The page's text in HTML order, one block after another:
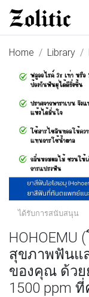
Home Library
ได้รับการสนับสนุน
HOHOEMU
สุขภาพฟันแ
ของคุณ ด้วย
1500 ppm